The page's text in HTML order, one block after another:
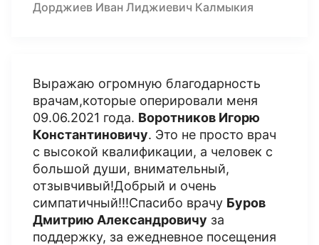
Дорджиев Иван Лиджиевич Калмыкия
Выражаю огромную благодарность
врачам,которые оперировали меня
09.06.2021 года. Воротников Игорю
Константиновичу. Это не просто врач
с высокой квалификации, а человек с
большой души, внимательный,
отзывчивый!Добрый и очень
симпатичный!!!Спасибо врачу Буров
Дмитрию Александровичу за
поддержку, за ежедневное посещения